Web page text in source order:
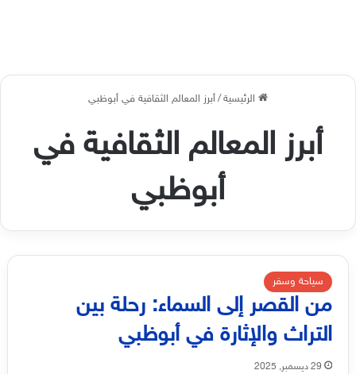
الرئيسية/أبرز المعالم الثقافية في أبوظبي
أبرز المعالم الثقافية في
أبوظبي
سياحة وسفر
من القصر إلى السماء: رحلة بين
التراث والإثارة في أبوظبي
29 ديسمبر, 2025